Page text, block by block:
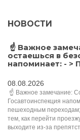
НОВОСТИ
☝ Важное
остаешься в
напоминает: - >
08.08.2026
☝ Важное замечание:
Госавтоинспекция
пешеходным
тем, как перейти
выходите из-за